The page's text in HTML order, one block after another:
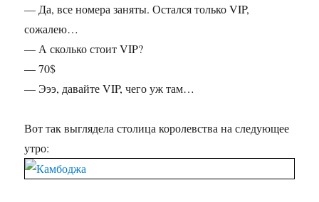
— Да, все номера заняты. Остался только VIP,
сожалею…
— А сколько стоит VIP?
— 70$
— Эээ, давайте VIP, чего уж там…
Вот так выглядела столица королевства на следующее
утро: